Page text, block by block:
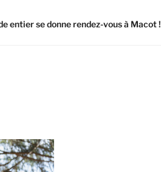
entier se donne rendez-vous à Macot !